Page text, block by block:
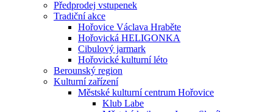
Předprodej vstupenek
Tradiční akce
Hořovice Václava Hraběte
Hořovická HELIGONKA
Cibulový jarmark
Hořovické kulturní léto
Berounský region
Kulturní zařízení
Městské kulturní centrum Hořovice
Klub Labe